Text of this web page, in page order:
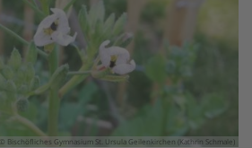
© Bischöfliches Gymnasium St. Ursula Geilenkirchen (Kathrin Schmale)